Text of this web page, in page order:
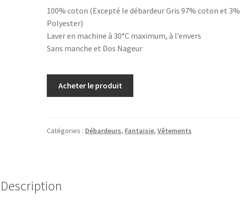
100% coton (Excepté le débardeur Gris 97% coton et 3%
Polyester)
Laver en machine à 30°C maximum, à l’envers
Sans manche et Dos Nageur
Acheter le produit
Catégories : Débardeurs, Fantaisie,Vêtements
Description